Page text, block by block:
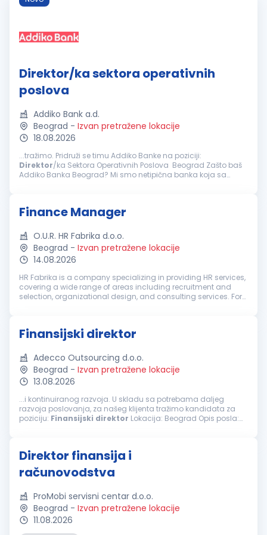
Direktor/ka sektora operativnih
poslova
Addiko Bank a.d.
Beograd - Izvan pretražene lokacije
18.08.2026
...tražimo. Pridruži se timu Addiko Banke na poziciji:
Direktor/ka Sektora Operativnih Poslova Beograd Zašto baš
Addiko Banka Beograd? Mi smo netipična banka koja sa
Finance Manager
O.U.R. HR Fabrika d.o.o.
Beograd - Izvan pretražene lokacije
14.08.2026
HR Fabrika is a company specializing in providing HR services,
covering a wide range of areas including recruitment and
selection, organizational design, and consulting services. For
Finansijski direktor
Adecco Outsourcing d.o.o.
Beograd - Izvan pretražene lokacije
13.08.2026
...i kontinuiranog razvoja. U skladu sa potrebama daljeg
razvoja poslovanja, za našeg klijenta tražimo kandidata za
poziciju: Finansijski direktor Lokacija: Beograd Opis posla:
Direktor finansija i
računovodstva
ProMobi servisni centar d.o.o.
Beograd - Izvan pretražene lokacije
11.08.2026